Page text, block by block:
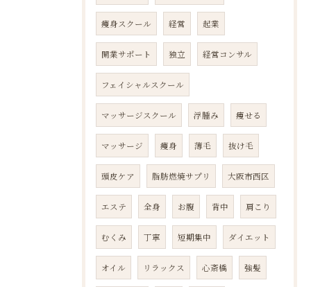
痩身スクール 経営 起業
開業サポート 独立 経営コンサル
フェイシャルスクール
マッサージスクール 浮腫み 痩せる
マッサージ 痩身 薄毛 抜け毛
頭皮ケア 脂肪燃焼サプリ 大阪市西区
エステ 全身 お腹 背中 肩こり
むくみ 丁寧 短期集中 ダイエット
オイル リラックス 心斎橋 強髪